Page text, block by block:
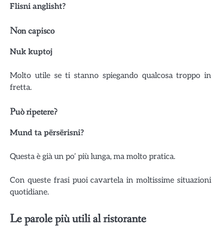
Flisni anglisht?
Non capisco
Nuk kuptoj
Molto utile se ti stanno spiegando qualcosa troppo in
fretta.
Può ripetere?
Mund ta përsërisni?
Questa è già un po’ più lunga, ma molto pratica.
Con queste frasi puoi cavartela in moltissime situazioni
quotidiane.
Le parole più utili al ristorante